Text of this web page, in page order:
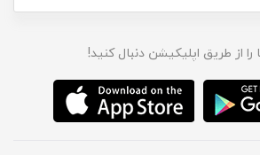
از طریق اپلیکیشن دنبال کنید!